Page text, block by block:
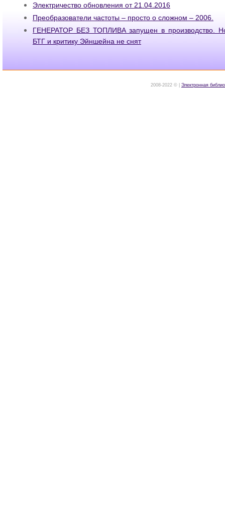
Электричество обновления от 21.04.2016
Преобразователи частоты – просто о сложном – 2006.
ГЕНЕРАТОР БЕЗ ТОПЛИВА запущен в производство.
БТГ и критику Эйншейна не снят
2008-2022 © | Электронная